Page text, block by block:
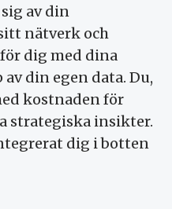
av din
nätverk och
dig med dina
din egen data. Du,
kostnaden för
strategiska insikter.
dig i botten